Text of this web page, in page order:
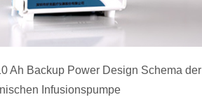
Ah Backup Power Design Schema der
Infusionspumpe